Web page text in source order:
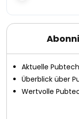
Aktuelle
Überblick über
Wertvolle